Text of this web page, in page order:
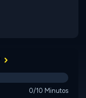
0/10 Minutos